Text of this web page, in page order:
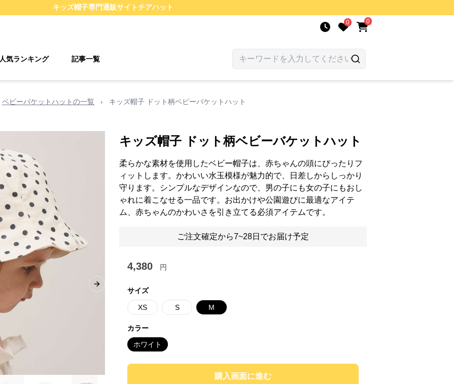
キッズ帽子専門通販サイトチアハット
0 0
人気ランキング 記事一覧
ベビーバケットハットの一覧 › キッズ帽子 ドット柄ベビーバケットハット
Next slide
キッズ帽子 ドット柄ベビーバケットハット
柔らかな素材を使用したベビー帽子は、赤ちゃんの頭にぴったりフ
ィットします。かわいい水玉模様が魅力的で、日差しからしっかり
守ります。シンプルなデザインなので、男の子にも女の子にもおし
ゃれに着こなせる一品です。お出かけや公園遊びに最適なアイテ
ム、赤ちゃんのかわいさを引き立てる必須アイテムです。
ご注文確定から7~28日でお届け予定
4,380 円
サイズ
XS S M
カラー
ホワイト
購入画面に進む